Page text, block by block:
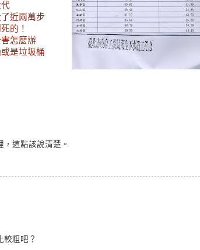
近兩萬步
的！
怎麼辦
是垃圾桶
這點該說清楚。
較粗吧？